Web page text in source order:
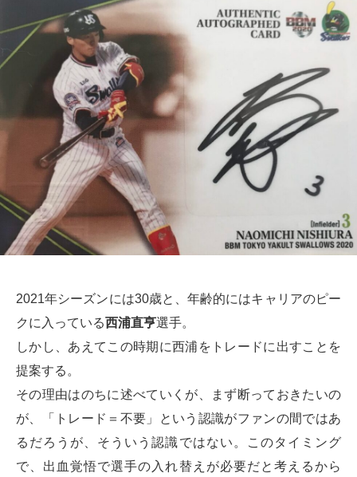
2021年シーズンには30歳と、年齢的にはキャリアのピー
クに入っている西浦直亨選手。
しかし、あえてこの時期に西浦をトレードに出すことを
提案する。
その理由はのちに述べていくが、まず断っておきたいの
が、「トレード＝不要」という認識がファンの間ではあ
るだろうが、そういう認識ではない。このタイミング
で、出血覚悟で選手の入れ替えが必要だと考えるから